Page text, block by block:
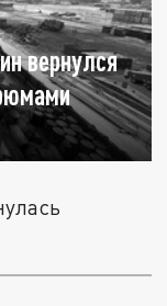
вернулся